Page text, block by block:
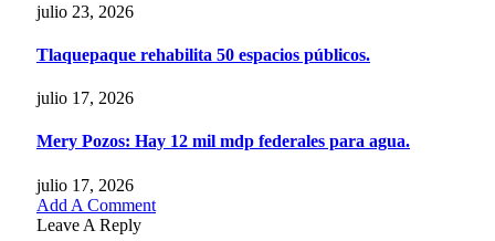
julio 23, 2026
Tlaquepaque rehabilita 50 espacios públicos.
julio 17, 2026
Mery Pozos: Hay 12 mil mdp federales para agua.
julio 17, 2026
Add A Comment
Leave A Reply